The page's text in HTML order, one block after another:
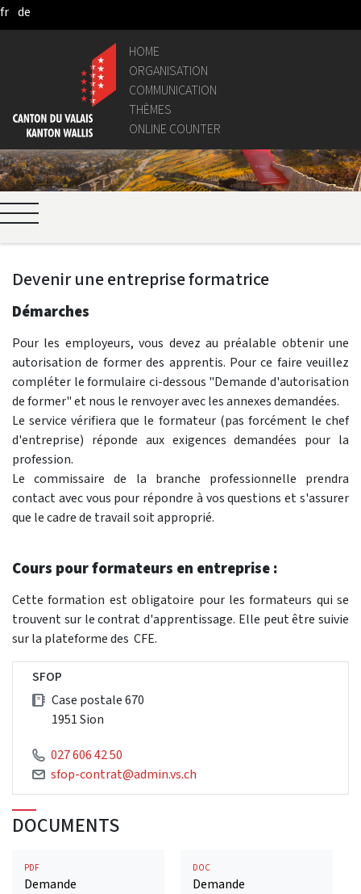
Saltar al contenido principal
fr de
HOME
ORGANISATION
COMMUNICATION
THÈMES
ONLINE COUNTER
Devenir une entreprise formatrice
Démarches
Pour les employeurs, vous devez au préalable obtenir une
autorisation de former des apprentis. Pour ce faire veuillez
compléter le formulaire ci-dessous "Demande d'autorisation
de former" et nous le renvoyer avec les annexes demandées.
Le service vérifiera que le formateur (pas forcément le chef
d'entreprise) réponde aux exigences demandées pour la
profession.
Le commissaire de la branche professionnelle prendra
contact avec vous pour répondre à vos questions et s'assurer
que le cadre de travail soit approprié.
Cours pour formateurs en entreprise :
Cette formation est obligatoire pour les formateurs qui se
trouvent sur le contrat d'apprentissage. Elle peut être suivie
sur la plateforme des CFE.
SFOP
Case postale 670
1951 Sion
027 606 42 50
sfop-contrat@admin.vs.ch
DOCUMENTS
PDF
Demande
DOC
Demande